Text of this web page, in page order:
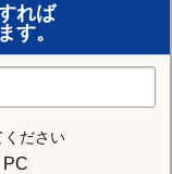
れば
す。
ください
PC